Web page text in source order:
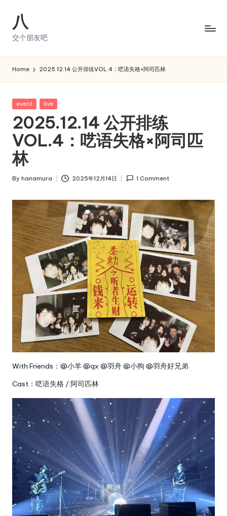
八
交个朋友吧
Home 2025.12.14 公开排练VOL.4：呓语失格×阿司匹林
Posted
event live
2025.12.14 公开排练
VOL.4：呓语失格×阿司匹
林
Posted
By hanamura 2025年12月14日 1 Comment
With Friends：@小羊 @qx @羽舟 @小狗 @羽舟好兄弟
Cast：呓语失格 / 阿司匹林